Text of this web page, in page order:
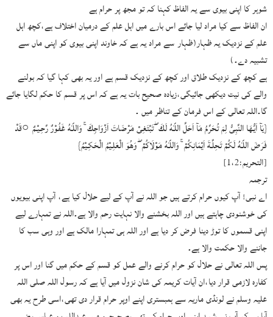
شوہر کا اپنی بیوی سے یہ الفاظ کہنا کہ تو مجھ پر حرام ہے
ان الفاظ سے کیا مراد لیا جائے اس بارے میں اہل علم کے درمیان اختلاف ہے،کچھ اہل
علم کے نزدیک یہ ظہار(ظہار سے مراد یہ ہے کہ خاوند اپنی بیوی کو اپنی ماں سے
تشبیہ دے۔)
ہے کچھ کے نزدیک طلاق اور کچھ کے نزدیک قسم ہے اور یہ بھی کہا گیا کہ بولنے
والے کی نیت دیکھی جائیگی،زیادہ صحیح بات یہ ہے کہ اس پر قسم کا حکم لگایا جائے
گا۔اللہ تعالی کے اس فرمان کے تناظر میں ۔
{يَآ اَيُّـهَا النَّبِىُّ لِمَ تُحَرِّمُ مَآ اَحَلَّ اللّـٰهُ لَكَ ۖ تَبْتَغِىْ مَرْضَاتَ اَزْوَاجِكَ ۚ وَاللّـٰهُ غَفُوْرٌ رَّحِـيْـمٌ ○قَدْ
فَرَضَ اللّـٰهُ لَكُمْ تَحِلَّـةَ اَيْمَانِكُمْ ۚ وَاللّـٰهُ مَوْلَاكُمْ ۖ وَهُوَ الْعَلِـيْمُ الْحَكِـيْمُ}
[التحريم:1،2]
ترجمہ
اے نبی! آپ کیوں حرام کرتے ہیں جو اللہ نے آپ کے لیے حلال کیا ہے، آپ اپنی بیویوں
کی خوشنودی چاہتے ہیں اور اللہ بخشنے والا نہایت رحم والا ہے۔اللہ نے تمہارے لیے
اپنی قسموں کا توڑ دینا فرض کر دیا ہے اور اللہ ہی تمہارا مالک ہے اور وہی سب کا
جاننے والا حکمت والا ہے۔
پس اللہ تعالی نے حلال کو حرام کرنے والے عمل کو قسم کے حکم میں گنا اور اس پر
کفارہ لازمی قرار دیا،ان آیات کریمہ کی شان نزول میں آیا ہے کہ رسول اللہ صلی اللہ
علیہ وسلم نے لونڈی ماریہ سے ہمبستری اپنے اوپر حرام قرار دی تھی،اسی طرح یہ بھی